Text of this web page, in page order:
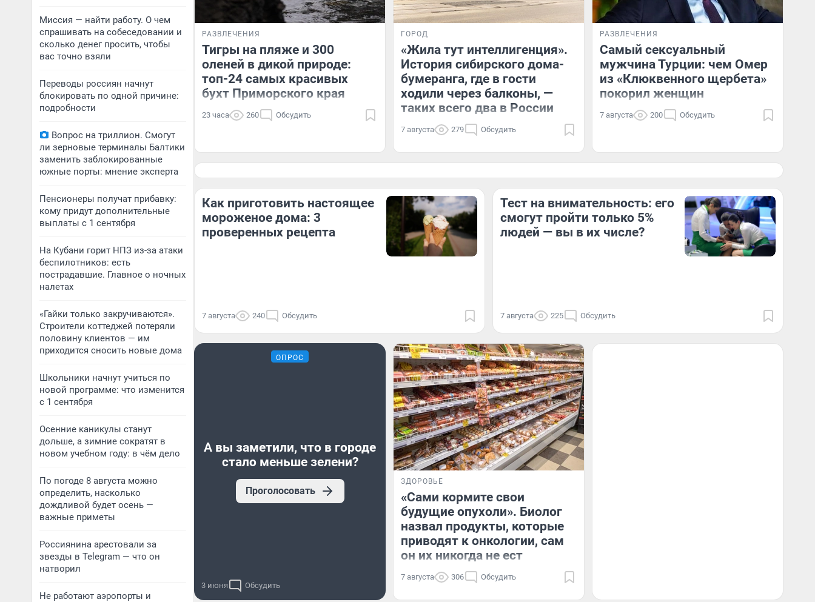
Миссия — найти работу. О чем
спрашивать на собеседовании и
сколько денег просить, чтобы
вас точно взяли
Переводы россиян начнут
блокировать по одной причине:
подробности
Вопрос на триллион. Смогут
ли зерновые терминалы Балтики
заменить заблокированные
южные порты: мнение эксперта
Пенсионеры получат прибавку:
кому придут дополнительные
выплаты с 1 сентября
На Кубани горит НПЗ из-за атаки
беспилотников: есть
пострадавшие. Главное о ночных
налетах
«Гайки только закручиваются».
Строители коттеджей потеряли
половину клиентов — им
приходится сносить новые дома
Школьники начнут учиться по
новой программе: что изменится
с 1 сентября
Осенние каникулы станут
дольше, а зимние сократят в
новом учебном году: в чём дело
По погоде 8 августа можно
определить, насколько
дождливой будет осень —
важные приметы
Россиянина арестовали за
звезды в Telegram — что он
натворил
Не работают аэропорты и
РАЗВЛЕЧЕНИЯ
Тигры на пляже и 300
оленей в дикой природе:
топ-24 самых красивых
бухт Приморского края
23 часа 260 Обсудить
ГОРОД
«Жила тут интеллигенция».
История сибирского дома-
бумеранга, где в гости
ходили через балконы, —
таких всего два в России
7 августа 279 Обсудить
РАЗВЛЕЧЕНИЯ
Самый сексуальный
мужчина Турции: чем Омер
из «Клюквенного щербета»
покорил женщин
7 августа 200 Обсудить
Как приготовить настоящее
мороженое дома: 3
проверенных рецепта
7 августа 240 Обсудить
Тест на внимательность: его
смогут пройти только 5%
людей — вы в их числе?
7 августа 225 Обсудить
ОПРОС
А вы заметили, что в городе
стало меньше зелени?
Проголосовать
3 июня Обсудить
ЗДОРОВЬЕ
«Сами кормите свои
будущие опухоли». Биолог
назвал продукты, которые
приводят к онкологии, сам
он их никогда не ест
7 августа 306 Обсудить